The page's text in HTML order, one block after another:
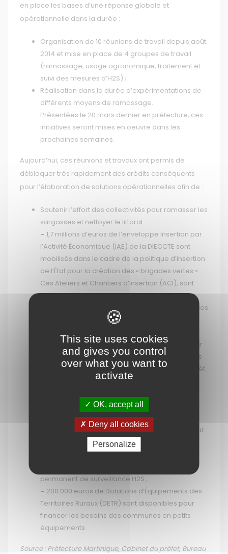
en place les bases d’une réponse globale et
opérationnelle dans la durée :
Organisation de 10 réunions de travail depuis août
2014 et mise en place de 4 groupes de travail
(ramassage, usage agronomique, traitement et
suivi des mesures d’H2S) ;
Réalisation dans la durée d’expérimentations de
différents moyens de ramassage.
Présentées le 20 mars dernier en préfecture, ces
initiatives seront mises en oeuvre dans les
prochaines semaines.
Aujourd’hui, ces réunions et travaux ont permis de
débloquer très rapidement des crédits conséquents
pour l’élaboration de solutions opérationnelles afin de :
Soutenir l’effort des collectivités pour ramasser les
sargasses et nettoyer le littoral :
– 1,7 millions d’euros de l’enveloppe Insertion par
l’Activité Économique (IAE) de la DIECCTE sont
mobilisés dans le cadre de la politique d’insertion
de l’État pour la création des « brigades vertes ».
Ces Ateliers et Chantiers d’Insertion (ACI), sont
crées en lien avec les EPCI CAP Nord et Espace
Sud, pour aider les collectivités au ramassage des
1,5 millions d’euros ont été mis à disposition par
l’État via l’ADEME pour financer les projets retenus
dans le cadre d’un Appel à Manifestation d’Intérêt
(AMI) lancé en Janvier 2015. Les projets retenus
algues quels que soient le type de côte et les
modalités de ramassage ;
Près de 200 000 euros sont débloqués par l’État
via l’ADEME en co-financement avec le conseil
général et le conseil régional pour permettre
permanent de surveillance H2S ;
– 200 000 euros de Dotations d’Équipements des
Territoires Ruraux (DETR) sont disponibles pour
financer les besoins des communes en petits
équipements.
Source : Préfecture Martinique, Cabinet du préfet, Bureau
This site uses cookies
and gives you control
over what you want to
activate
OK, accept all
Deny all cookies
Personalize